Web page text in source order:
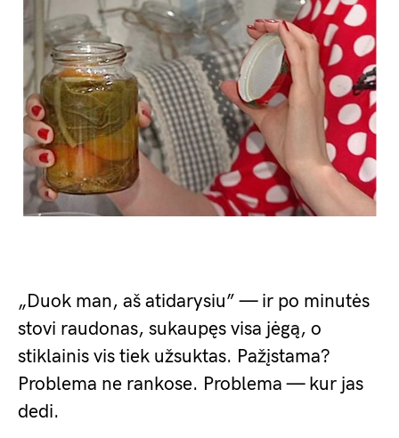
„Duok man, aš atidarysiu” — ir po minutės
stovi raudonas, sukaupęs visa jėgą, o
stiklainis vis tiek užsuktas. Pažįstama?
Problema ne rankose. Problema — kur jas
dedi.